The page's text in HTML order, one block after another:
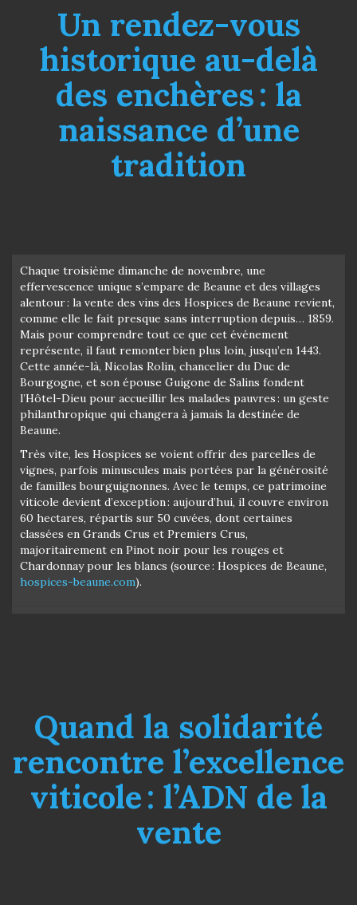
Un rendez-vous
historique au-delà
des enchères : la
naissance d’une
tradition
Chaque troisième dimanche de novembre, une
effervescence unique s’empare de Beaune et des villages
alentour : la vente des vins des Hospices de Beaune revient,
comme elle le fait presque sans interruption depuis… 1859.
Mais pour comprendre tout ce que cet événement
représente, il faut remonter bien plus loin, jusqu’en 1443.
Cette année-là, Nicolas Rolin, chancelier du Duc de
Bourgogne, et son épouse Guigone de Salins fondent
l’Hôtel-Dieu pour accueillir les malades pauvres : un geste
philanthropique qui changera à jamais la destinée de
Beaune.
Très vite, les Hospices se voient offrir des parcelles de
vignes, parfois minuscules mais portées par la générosité
de familles bourguignonnes. Avec le temps, ce patrimoine
viticole devient d’exception : aujourd’hui, il couvre environ
60 hectares, répartis sur 50 cuvées, dont certaines
classées en Grands Crus et Premiers Crus,
majoritairement en Pinot noir pour les rouges et
Chardonnay pour les blancs (source : Hospices de Beaune,
hospices-beaune.com).
Quand la solidarité
rencontre l’excellence
viticole : l’ADN de la
vente